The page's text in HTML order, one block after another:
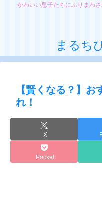
かわいい息子たちにふりまわ
まるち
【賢くなる？】
れ！
X
Pocket